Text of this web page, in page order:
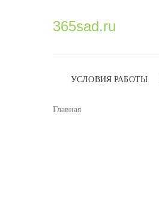
365sad.ru
УСЛОВИЯ РАБОТЫ
Главная